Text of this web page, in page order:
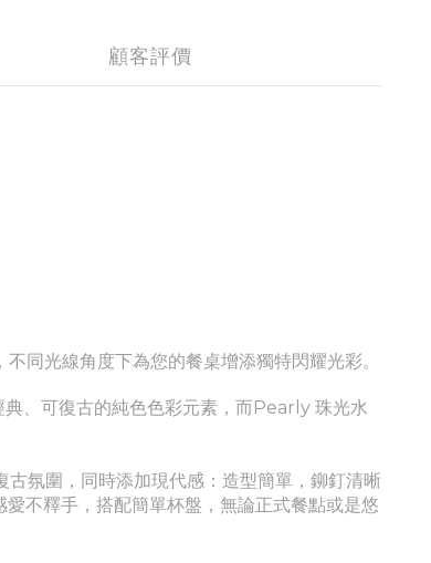
顧客評價
同光線角度下為您的餐桌增添獨特閃耀光彩。
、 可復古的純色色彩元素，而 Pearly 珠光水
氛圍，同時添加現代感：造型簡單，鉚釘清晰
不釋手，搭配簡單杯盤，無論正式餐點或是悠